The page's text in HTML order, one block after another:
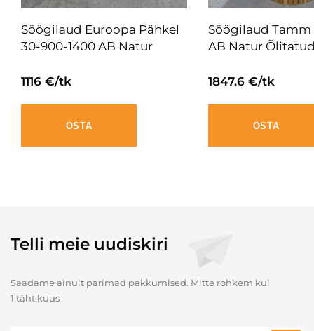
Söögilaud Euroopa Pähkel
30-900-1400 AB Natur
1116 €/tk
OSTA
Söögilaud Tamm
AB Natur
1847.6 €/tk
OSTA
Telli meie uudiskiri
Saadame ainult parimad pakkumised. Mitte rohkem kui
1 täht kuus